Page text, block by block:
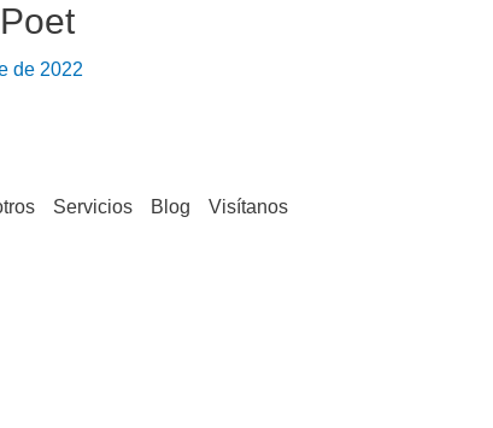
de 2022
Servicios Blog
Visítanos